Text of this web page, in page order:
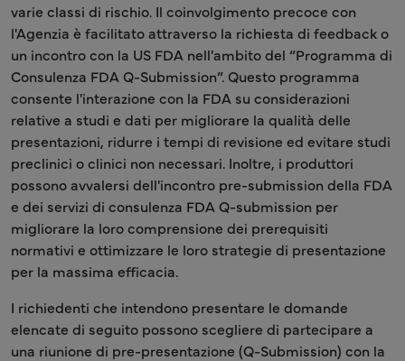
varie classi di rischio. Il coinvolgimento precoce con
l'Agenzia è facilitato attraverso la richiesta di feedback o
un incontro con la US FDA nell'ambito del “Programma di
Consulenza FDA Q-Submission”. Questo programma
consente l'interazione con la FDA su considerazioni
relative a studi e dati per migliorare la qualità delle
presentazioni, ridurre i tempi di revisione ed evitare studi
preclinici o clinici non necessari. Inoltre, i produttori
possono avvalersi dell'incontro pre-submission della FDA
e dei servizi di consulenza FDA Q-submission per
migliorare la loro comprensione dei prerequisiti
normativi e ottimizzare le loro strategie di presentazione
per la massima efficacia.
I richiedenti che intendono presentare le domande
elencate di seguito possono scegliere di partecipare a
una riunione di pre-presentazione (Q-Submission) con la